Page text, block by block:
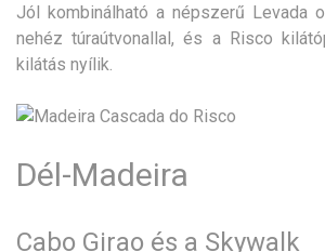
Jól kombinálható a népszerű Levada
nehéz túraútvonallal, és a Risco
kilátás nyílik.
Dél-Madeira
Cabo Girao és a Skywalk